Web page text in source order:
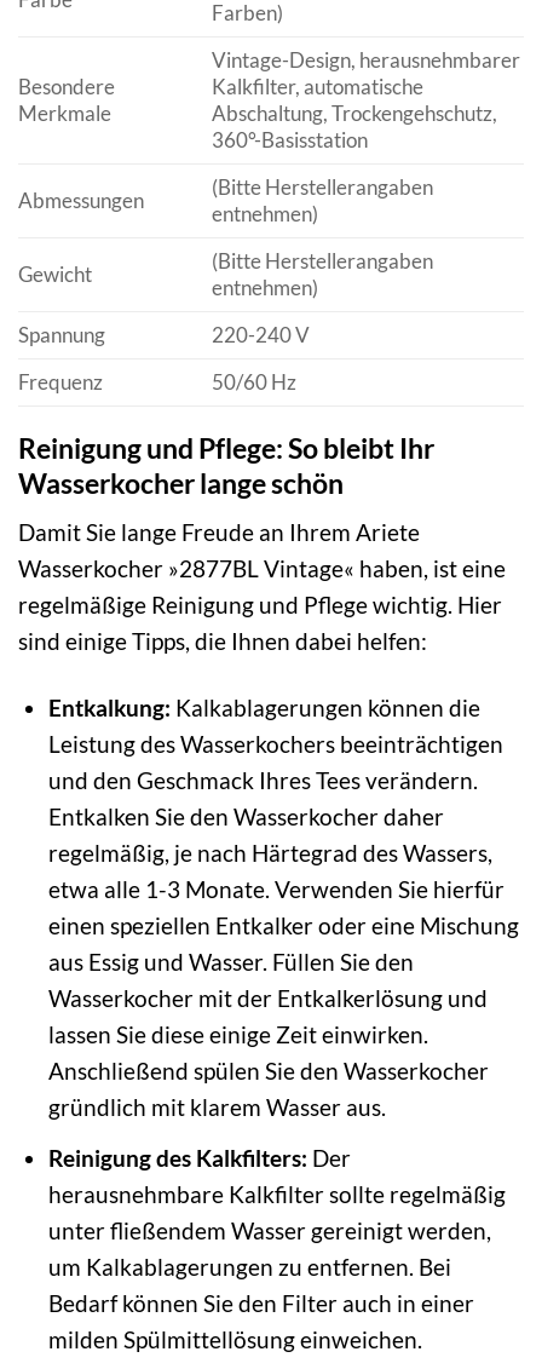
Farben)
Besondere
Merkmale
Vintage-Design, herausnehmbarer
Kalkfilter, automatische
Abschaltung, Trockengehschutz,
360°-Basisstation
Abmessungen
(Bitte Herstellerangaben
entnehmen)
Gewicht
(Bitte Herstellerangaben
entnehmen)
Spannung
220-240 V
Frequenz
50/60 Hz
Reinigung und Pflege: So bleibt Ihr
Wasserkocher lange schön
Damit Sie lange Freude an Ihrem Ariete
Wasserkocher »2877BL Vintage« haben, ist eine
regelmäßige Reinigung und Pflege wichtig. Hier
sind einige Tipps, die Ihnen dabei helfen:
Entkalkung: Kalkablagerungen können die
Leistung des Wasserkochers beeinträchtigen
und den Geschmack Ihres Tees verändern.
Entkalken Sie den Wasserkocher daher
regelmäßig, je nach Härtegrad des Wassers,
etwa alle 1-3 Monate. Verwenden Sie hierfür
einen speziellen Entkalker oder eine Mischung
aus Essig und Wasser. Füllen Sie den
Wasserkocher mit der Entkalkerlösung und
lassen Sie diese einige Zeit einwirken.
Anschließend spülen Sie den Wasserkocher
gründlich mit klarem Wasser aus.
Reinigung des Kalkfilters: Der
herausnehmbare Kalkfilter sollte regelmäßig
unter fließendem Wasser gereinigt werden,
um Kalkablagerungen zu entfernen. Bei
Bedarf können Sie den Filter auch in einer
milden Spülmittellösung einweichen.